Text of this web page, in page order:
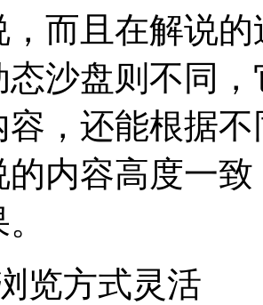
，而且在解说
态沙盘则不同
容，还能根据
的内容高度一
览方式灵活